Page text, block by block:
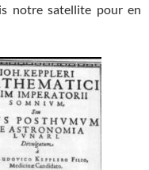
notre satellite pour en